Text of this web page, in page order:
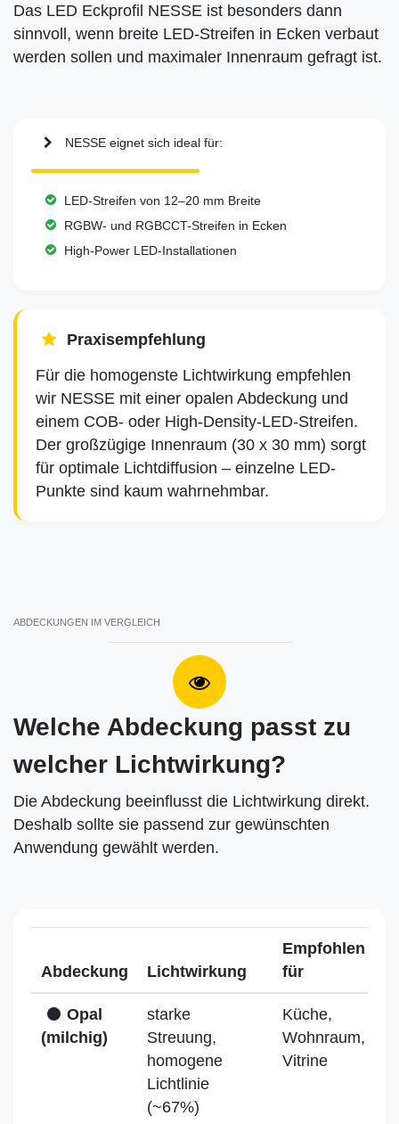
Das LED Eckprofil NESSE ist besonders dann
sinnvoll, wenn breite LED-Streifen in Ecken verbaut
werden sollen und maximaler Innenraum gefragt ist.
NESSE eignet sich ideal für:
LED-Streifen von 12–20 mm Breite
RGBW- und RGBCCT-Streifen in Ecken
High-Power LED-Installationen
Praxisempfehlung
Für die homogenste Lichtwirkung empfehlen
wir NESSE mit einer opalen Abdeckung und
einem COB- oder High-Density-LED-Streifen.
Der großzügige Innenraum (30 x 30 mm) sorgt
für optimale Lichtdiffusion – einzelne LED-
Punkte sind kaum wahrnehmbar.
ABDECKUNGEN IM VERGLEICH
Welche Abdeckung passt zu
welcher Lichtwirkung?
Die Abdeckung beeinflusst die Lichtwirkung direkt.
Deshalb sollte sie passend zur gewünschten
Anwendung gewählt werden.
Abdeckung Lichtwirkung
Empfohlen
für
Opal
(milchig)
starke
Streuung,
homogene
Lichtlinie
(~67%)
Küche,
Wohnraum,
Vitrine